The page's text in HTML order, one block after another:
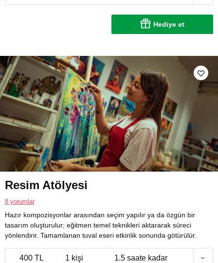
Hediye et
Resim Atölyesi
8 yorumlar
Hazır kompozisyonlar arasından seçim yapılır ya da özgün bir
tasarım oluşturulur; eğitmen temel teknikleri aktararak süreci
yönlendirir. Tamamlanan tuval eseri etkinlik sonunda götürülür.
400 TL 1 kişi 1.5 saate kadar